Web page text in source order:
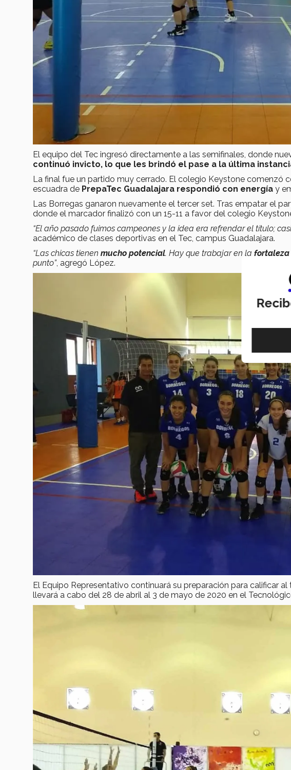
El equipo del Tec ingresó directamente a las semifinales, donde
continuó invicto, lo que les brindó el pase a la última
La final fue un partido muy cerrado. El colegio Keystone comenzó
escuadra de PrepaTec Guadalajara respondió con energía y
Las Borregas ganaron nuevamente el tercer set. Tras empatar el
donde el marcador finalizó con un 15-11 a favor del colegio
“El año pasado fuimos campeones y la idea era refrendar el título; casi
académico de clases deportivas en el Tec, campus Guadalajara.
“Las chicas tienen mucho potencial. Hay que trabajar en la
punto”, agregó López.
El Equipo Representativo continuará su preparación para calificar
llevará a cabo del 28 de abril al 3 de mayo de 2020 en el